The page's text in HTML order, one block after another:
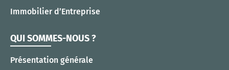
Immobilier d’Entreprise
QUI SOMMES-NOUS ?
Présentation générale